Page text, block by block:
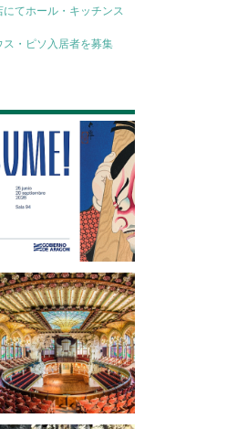
にてホール・キッチンス
ス・ピソ入居者を募集